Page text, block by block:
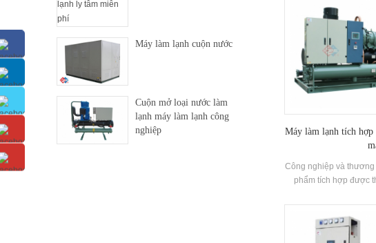
chiết nhiệt từ nước thải
lượng và bảo vệ Môi
30% ~ 50% So với
thường, có thể làm
Máy làm lạnh tích hợp
Công nghiệp và thương
phẩm tích hợp được
lắp đặt đơn giản và
thuật
Máy làm lạnh cuộn nước
Cuộn mở loại nước làm
lạnh máy làm lạnh công
nghiệp